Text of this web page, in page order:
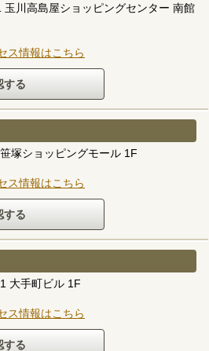
川高島屋ショッピングセンター 南館
ス情報はこちら
塚ショッピングモール 1F
ス情報はこちら
大手町ビル 1F
ス情報はこちら